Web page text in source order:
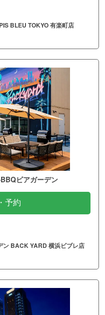
BLEU TOKYO 有楽町店
ビアガーデン
予約
ン BACK YARD 横浜ビブレ店